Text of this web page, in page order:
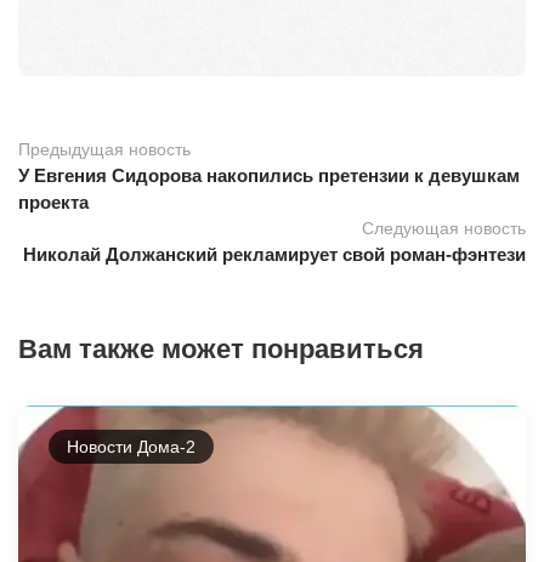
Предыдущая новость
У Евгения Сидорова накопились претензии к девушкам
проекта
Следующая новость
Николай Должанский рекламирует свой роман-фэнтези
Вам также может понравиться
Новости Дома-2